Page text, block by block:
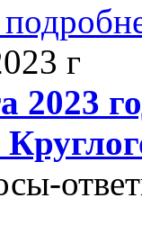
г
2023